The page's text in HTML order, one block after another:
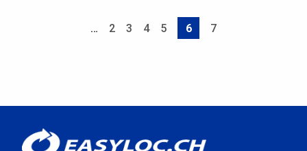
… Page
2 Page
3 Page
4 Page
5
Page
6 Page
7